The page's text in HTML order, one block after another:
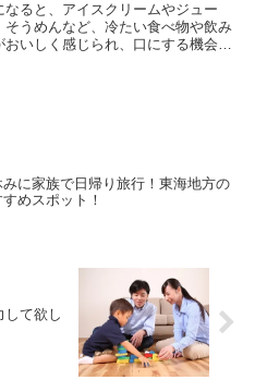
なると、アイスクリームやジュー
そうめんなど、冷たい食べ物や飲み
おいしく感じられ、口にする機会も
みに家族で日帰り旅行！東海地方の
すめスポット！
して欲し